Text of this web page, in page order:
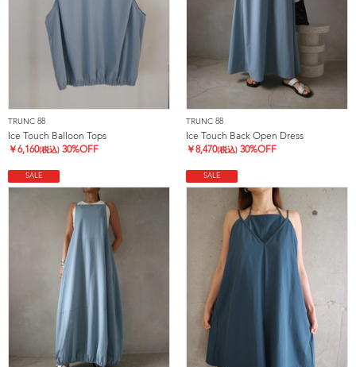
TRUNC 88
Ice Touch Balloon Tops
￥6,160(税込) 30%OFF
TRUNC 88
Ice Touch Back Open Dress
￥8,470(税込) 30%OFF
SALE SALE